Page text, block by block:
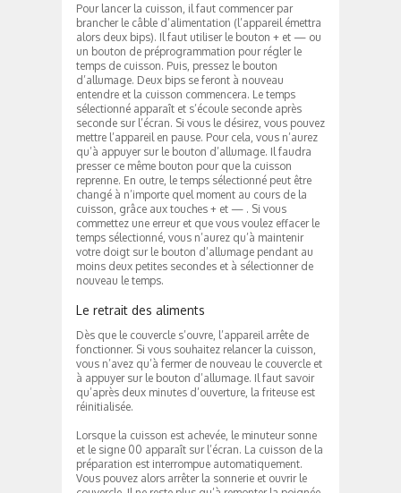
Pour lancer la cuisson, il faut commencer par
brancher le câble d’alimentation (l’appareil émettra
alors deux bips). Il faut utiliser le bouton + et — ou
un bouton de préprogrammation pour régler le
temps de cuisson. Puis, pressez le bouton
d’allumage. Deux bips se feront à nouveau
entendre et la cuisson commencera. Le temps
sélectionné apparaît et s’écoule seconde après
seconde sur l’écran. Si vous le désirez, vous pouvez
mettre l’appareil en pause. Pour cela, vous n’aurez
qu’à appuyer sur le bouton d’allumage. Il faudra
presser ce même bouton pour que la cuisson
reprenne. En outre, le temps sélectionné peut être
changé à n’importe quel moment au cours de la
cuisson, grâce aux touches + et — . Si vous
commettez une erreur et que vous voulez effacer le
temps sélectionné, vous n’aurez qu’à maintenir
votre doigt sur le bouton d’allumage pendant au
moins deux petites secondes et à sélectionner de
nouveau le temps.
Le retrait des aliments
Dès que le couvercle s’ouvre, l’appareil arrête de
fonctionner. Si vous souhaitez relancer la cuisson,
vous n’avez qu’à fermer de nouveau le couvercle et
à appuyer sur le bouton d’allumage. Il faut savoir
qu’après deux minutes d’ouverture, la friteuse est
réinitialisée.
Lorsque la cuisson est achevée, le minuteur sonne
et le signe 00 apparaît sur l’écran. La cuisson de la
préparation est interrompue automatiquement.
Vous pouvez alors arrêter la sonnerie et ouvrir le